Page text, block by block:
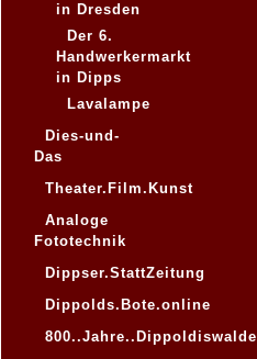
in Dresden
Der 6.
Handwerkermarkt
in Dipps
Lavalampe
Dies-und-
Das
Theater.Film.Kunst
Analoge
Fototechnik
Dippser.StattZeitung
Dippolds.Bote.online
800..Jahre..Dippoldiswalde